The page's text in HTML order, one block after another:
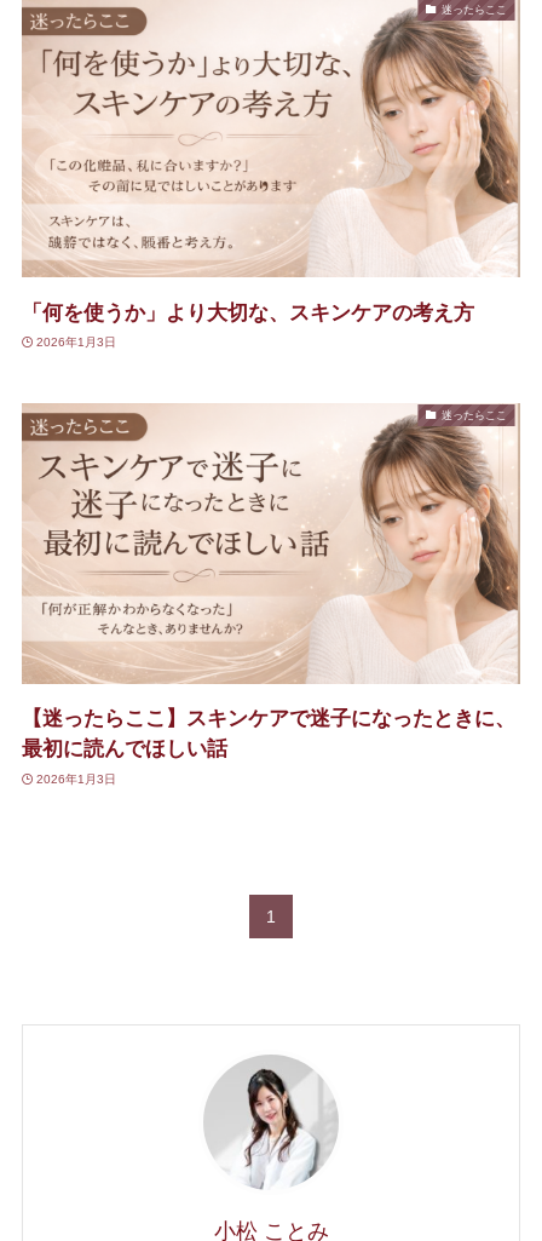
迷ったらここ
「何を使うか」より大切な、スキンケアの考え方
2026年1月3日
迷ったらここ
【迷ったらここ】スキンケアで迷子になったときに、
最初に読んでほしい話
2026年1月3日
1
小松 ことみ